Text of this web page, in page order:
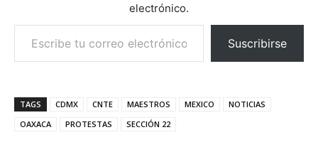
electrónico.
Escribe tu correo electrónico…
Suscribirse
TAGS CDMX CNTE MAESTROS MEXICO
NOTICIAS
OAXACA
PROTESTAS SECCIÓN 22